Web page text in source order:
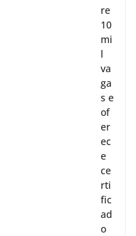
re
10
mi
l
va
ga
s e
of
er
ec
e
ce
rti
fic
ad
o